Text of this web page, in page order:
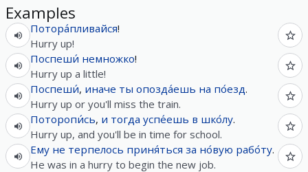
Examples
Потора́пливайся!
Hurry up!
Поспеши́ немножко!
Hurry up a little!
Поспеши́, иначе ты опозда́ешь на по́езд.
Hurry up or you'll miss the train.
Поторопи́сь, и тогда успе́ешь в шко́лу.
Hurry up, and you'll be in time for school.
Ему не терпелось приня́ться за но́вую рабо́ту.
He was in a hurry to begin the new job.